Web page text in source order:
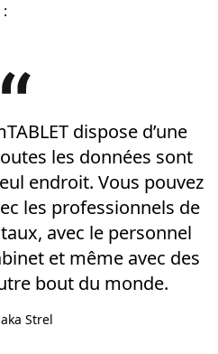
dispose d’une
les données sont
endroit. Vous pouvez
les professionnels de
avec le personnel
et même avec des
bout du monde.
Strel